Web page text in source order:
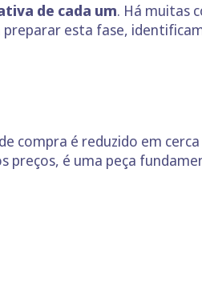
de cada um. Há muitas
esta fase,
compra é reduzido em cerca
preços, é uma peça